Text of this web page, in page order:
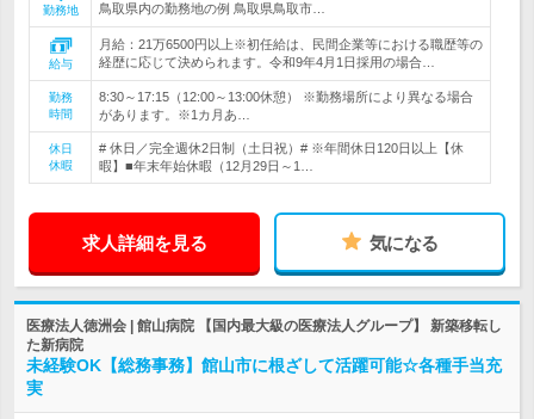
勤務地
鳥取県内の勤務地の例 鳥取県鳥取市…
給与
月給：21万6500円以上※初任給は、民間企業等における職歴等の
経歴に応じて決められます。令和9年4月1日採用の場合…
勤務
時間
8:30～17:15（12:00～13:00休憩） ※勤務場所により異なる場合
があります。※1カ月あ…
休日
休暇
# 休日／完全週休2日制（土日祝）# ※年間休日120日以上【休
暇】■年末年始休暇（12月29日～1…
求人詳細を見る 気になる
医療法人徳洲会 | 館山病院 【国内最大級の医療法人グループ】 新築移転し
た新病院
未経験OK【総務事務】館山市に根ざして活躍可能☆各種手当充
実